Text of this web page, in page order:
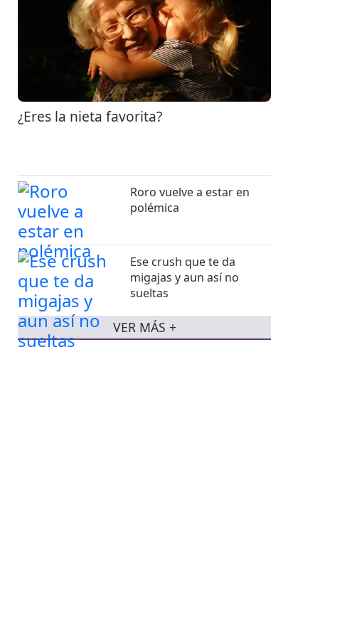
¿Eres la nieta favorita?
Roro vuelve a estar en
polémica
Ese crush que te da
migajas y aun así no
sueltas
VER MÁS +